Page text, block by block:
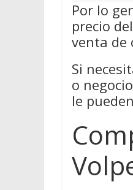
Por lo
precio
venta de
Si
o
le